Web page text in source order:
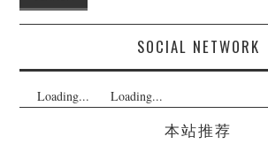
SOCIAL NETWORK
Loading... Loading...
本站推荐